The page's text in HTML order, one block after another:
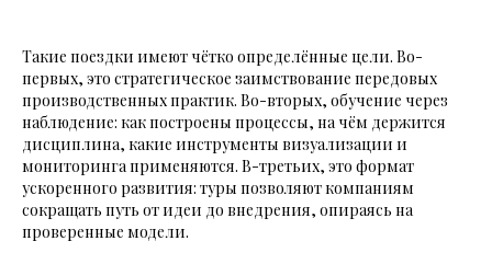
Такие поездки имеют чётко определённые цели. Во-
первых, это стратегическое заимствование передовых
производственных практик. Во-вторых, обучение через
наблюдение: как построены процессы, на чём держится
дисциплина, какие инструменты визуализации и
мониторинга применяются. В-третьих, это формат
ускоренного развития: туры позволяют компаниям
сокращать путь от идеи до внедрения, опираясь на
проверенные модели.